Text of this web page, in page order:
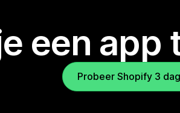
een app
Probeer Shopify 3